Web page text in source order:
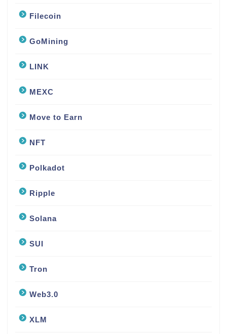
Filecoin
GoMining
LINK
MEXC
Move to Earn
NFT
Polkadot
Ripple
Solana
SUI
Tron
Web3.0
XLM